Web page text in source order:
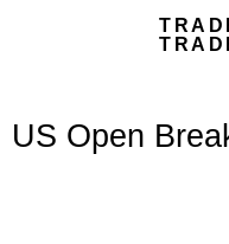
US Open